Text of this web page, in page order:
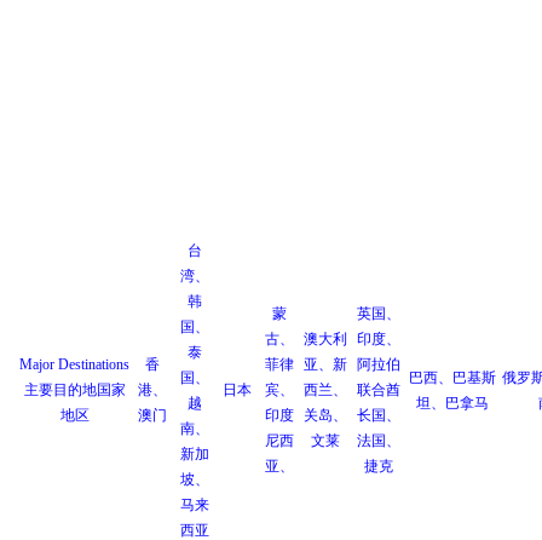
Major Destinations
主要目的地国家
地区
香
港、
澳门
台
湾、
韩
国、
泰
国、
越
南、
新加
坡、
马来
西亚
日本
蒙
古、
菲律
宾、
印度
尼西
亚、
澳大利
亚、新
西兰、
关岛、
文莱
英国、
印度、
阿拉伯
联合酋
长国、
法国、
捷克
巴西、巴基斯
坦、巴拿马
俄罗